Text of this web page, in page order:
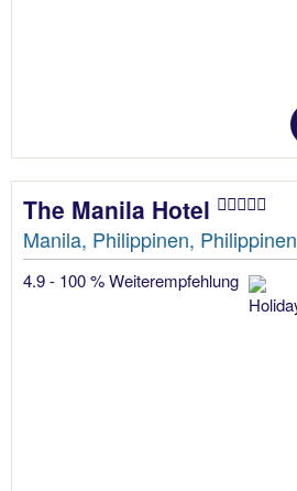
The Manila Hotel
Manila, Philippinen, Philippinen
4.9 - 100 % Weiterempfehlung